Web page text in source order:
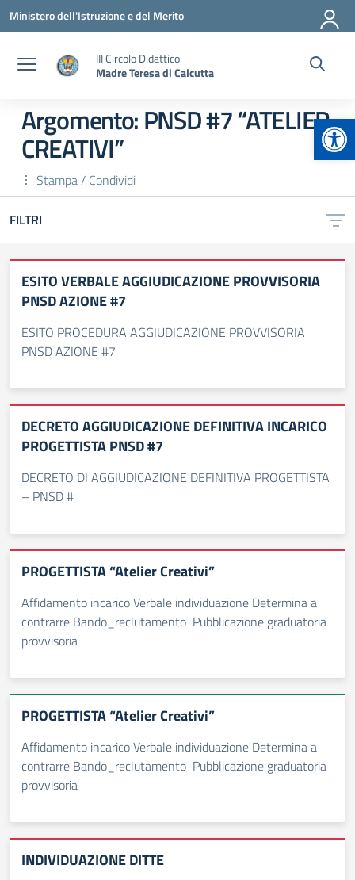
Vai ai contenuti
Vai al menu di navigazione
Vai al footer
Ministero dell'Istruzione e del Merito
III Circolo Didattico
Madre Teresa di Calcutta
Argomento: PNSD #7 “ATELIER
CREATIVI”
Stampa / Condividi
FILTRI
ESITO VERBALE AGGIUDICAZIONE PROVVISORIA
PNSD AZIONE #7
ESITO PROCEDURA AGGIUDICAZIONE PROVVISORIA
PNSD AZIONE #7
DECRETO AGGIUDICAZIONE DEFINITIVA INCARICO
PROGETTISTA PNSD #7
DECRETO DI AGGIUDICAZIONE DEFINITIVA PROGETTISTA
– PNSD #
PROGETTISTA “Atelier Creativi”
Affidamento incarico Verbale individuazione Determina a
contrarre Bando_reclutamento Pubblicazione graduatoria
provvisoria
PROGETTISTA “Atelier Creativi”
Affidamento incarico Verbale individuazione Determina a
contrarre Bando_reclutamento Pubblicazione graduatoria
provvisoria
INDIVIDUAZIONE DITTE